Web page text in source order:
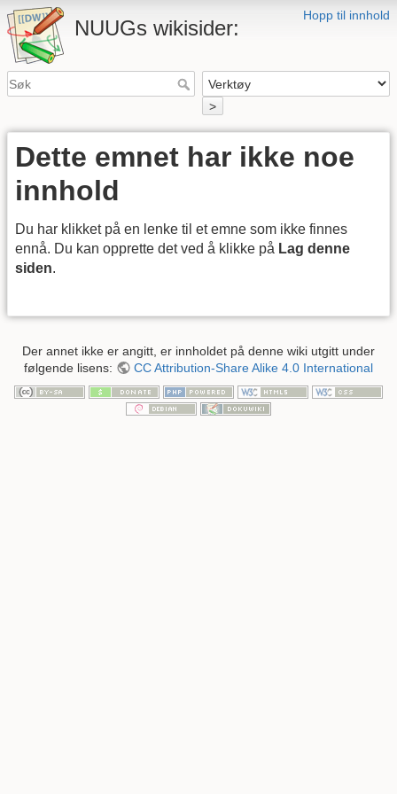
Hopp til innhold
NUUGs wikisider:
>
Dette emnet har ikke noe
innhold
Du har klikket på en lenke til et emne som ikke finnes
ennå. Du kan opprette det ved å klikke på Lag denne
siden.
Der annet ikke er angitt, er innholdet på denne wiki utgitt under
følgende lisens:
CC Attribution-Share Alike 4.0 International